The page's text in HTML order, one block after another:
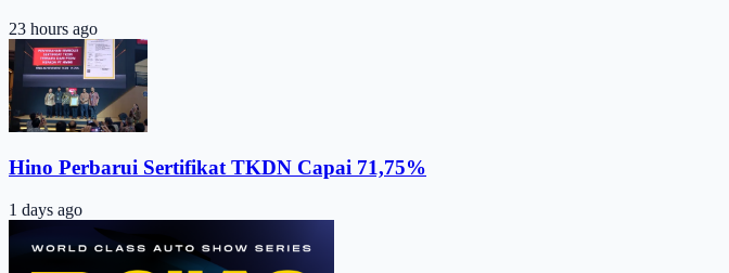
23 hours ago
Hino Perbarui Sertifikat TKDN Capai 71,75%
1 days ago